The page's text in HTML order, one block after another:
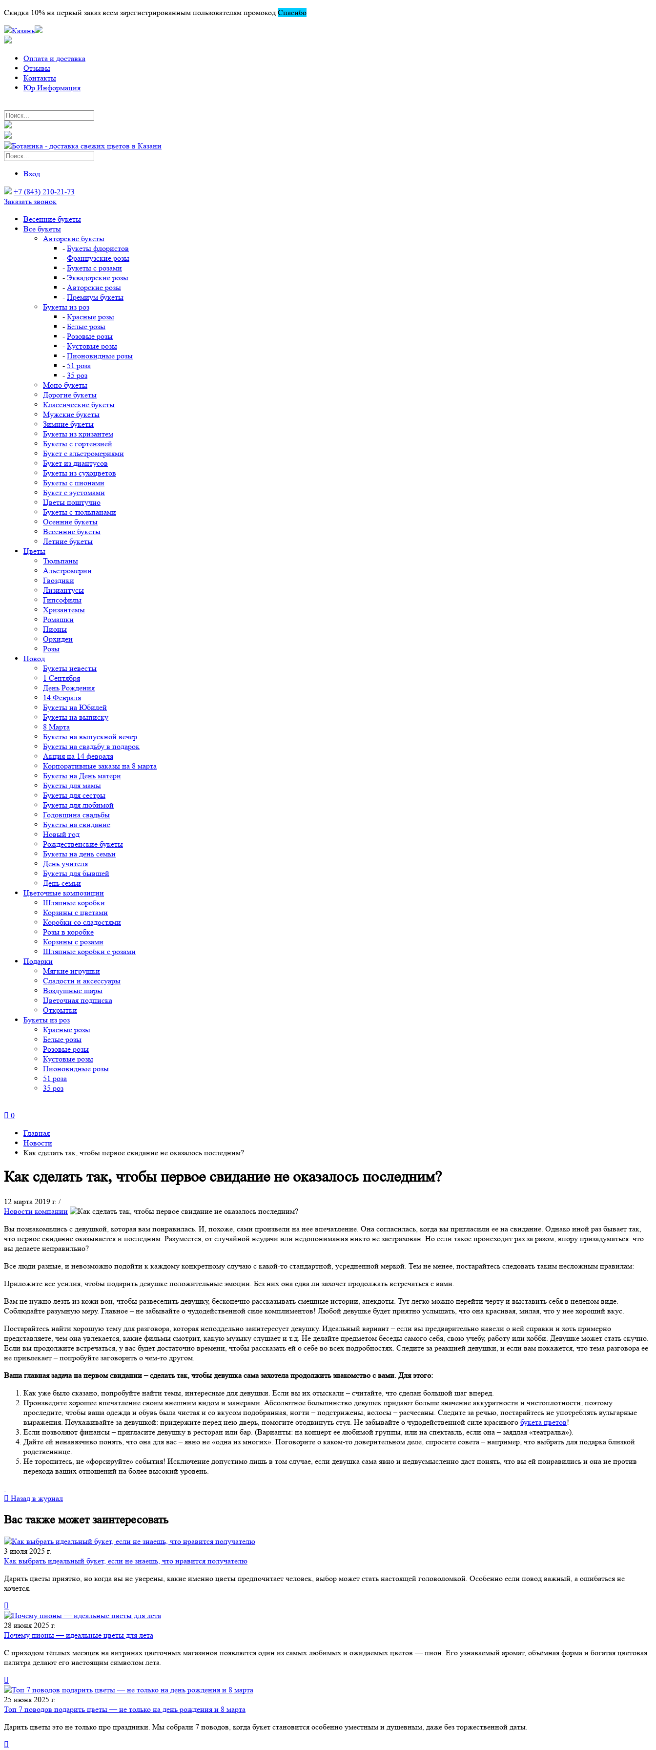
Скидка 10% на первый заказ всем зарегистрированным пользователям промокод Спасибо
Казань
Оплата и доставка
Отзывы
Контакты
Юр.Информация
Вход
+7 (843) 210-21-73
Заказать звонок
Весенние букеты
Все букеты
Авторские букеты
- Букеты флористов
- Французские розы
- Букеты с розами
- Эквадорские розы
- Авторские розы
- Премиум букеты
Букеты из роз
- Красные розы
- Белые розы
- Розовые розы
- Кустовые розы
- Пионовидные розы
- 51 роза
- 35 роз
Моно букеты
Дорогие букеты
Классические букеты
Мужские букеты
Зимние букеты
Букеты из хризантем
Букеты с гортензией
Букет с альстромериями
Букет из диантусов
Букеты из сухоцветов
Букеты с пионами
Букет с эустомами
Цветы поштучно
Букеты с тюльпанами
Осенние букеты
Весенние букеты
Летние букеты
Цветы
Тюльпаны
Альстромерии
Гвоздики
Лизиантусы
Гипсофилы
Хризантемы
Ромашки
Пионы
Орхидеи
Розы
Повод
Букеты невесты
1 Сентября
День Рождения
14 Февраля
Букеты на Юбилей
Букеты на выписку
8 Марта
Букеты на выпускной вечер
Букеты на свадьбу в подарок
Акция на 14 февраля
Корпоративные заказы на 8 марта
Букеты на День матери
Букеты для мамы
Букеты для сестры
Букеты для любимой
Годовщина свадьбы
Букеты на свидание
Новый год
Рождественские букеты
Букеты на день семьи
День учителя
Букеты для бывшей
День семьи
Цветочные композиции
Шляпные коробки
Корзины с цветами
Коробки со сладостями
Розы в коробке
Корзины с розами
Шляпные коробки с розами
Подарки
Мягкие игрушки
Сладости и аксессуары
Воздушные шары
Цветочная подписка
Открытки
Букеты из роз
Красные розы
Белые розы
Розовые розы
Кустовые розы
Пионовидные розы
51 роза
35 роз
0
Главная
Новости
Как сделать так, чтобы первое свидание не оказалось последним?
Как сделать так, чтобы первое свидание не оказалось последним?
12 марта 2019 г. /
Новости компании
Вы познакомились с девушкой, которая вам понравилась. И, похоже, сами произвели на нее впечатление. Она согласилась, когда вы пригласили ее на свидание. Однако иной раз бывает так,
что первое свидание оказывается и последним. Разумеется, от случайной неудачи или недопонимания никто не застрахован. Но если такое происходит раз за разом, впору призадуматься: что
вы делаете неправильно?
Все люди разные, и невозможно подойти к каждому конкретному случаю с какой-то стандартной, усредненной меркой. Тем не менее, постарайтесь следовать таким несложным правилам:
Приложите все усилия, чтобы подарить девушке положительные эмоции. Без них она едва ли захочет продолжать встречаться с вами.
Вам не нужно лезть из кожи вон, чтобы развеселить девушку, бесконечно рассказывать смешные истории, анекдоты. Тут легко можно перейти черту и выставить себя в нелепом виде.
Соблюдайте разумную меру. Главное – не забывайте о чудодейственной силе комплиментов! Любой девушке будет приятно услышать, что она красивая, милая, что у нее хороший вкус.
Постарайтесь найти хорошую тему для разговора, которая неподдельно заинтересует девушку. Идеальный вариант – если вы предварительно навели о ней справки и хоть примерно
представляете, чем она увлекается, какие фильмы смотрит, какую музыку слушает и т.д. Не делайте предметом беседы самого себя, свою учебу, работу или хобби. Девушке может стать скучно.
Если вы продолжите встречаться, у вас будет достаточно времени, чтобы рассказать ей о себе во всех подробностях. Следите за реакцией девушки, и если вам покажется, что тема разговора ее
не привлекает – попробуйте заговорить о чем-то другом.
Ваша главная задача на первом свидании – сделать так, чтобы девушка сама захотела продолжить знакомство с вами. Для этого:
Как уже было сказано, попробуйте найти темы, интересные для девушки. Если вы их отыскали – считайте, что сделан большой шаг вперед.
Произведите хорошее впечатление своим внешним видом и манерами. Абсолютное большинство девушек придают больше значение аккуратности и чистоплотности, поэтому
проследите, чтобы ваша одежда и обувь была чистая и со вкусом подобранная, ногти – подстрижены, волосы – расчесаны. Следите за речью, постарайтесь не употреблять вульгарные
выражения. Поухаживайте за девушкой: придержите перед нею дверь, помогите отодвинуть стул. Не забывайте о чудодейственной силе красивого букета цветов!
Если позволяют финансы – пригласите девушку в ресторан или бар. (Варианты: на концерт ее любимой группы, или на спектакль, если она – заядлая «театралка»).
Дайте ей ненавязчиво понять, что она для вас – явно не «одна из многих». Поговорите о каком-то доверительном деле, спросите совета – например, что выбрать для подарка близкой
родственнице.
Не торопитесь, не «форсируйте» события! Исключение допустимо лишь в том случае, если девушка сама явно и недвусмысленно даст понять, что вы ей понравились и она не против
перехода ваших отношений на более высокий уровень.
Назад в журнал
Вас также может заинтересовать
3 июля 2025 г.
Как выбрать идеальный букет, если не знаешь, что нравится получателю
Дарить цветы приятно, но когда вы не уверены, какие именно цветы предпочитает человек, выбор может стать настоящей головоломкой. Особенно если повод важный, а ошибаться не
хочется.
28 июня 2025 г.
Почему пионы — идеальные цветы для лета
С приходом тёплых месяцев на витринах цветочных магазинов появляется один из самых любимых и ожидаемых цветов — пион. Его узнаваемый аромат, объёмная форма и богатая цветовая
палитра делают его настоящим символом лета.
25 июня 2025 г.
Топ 7 поводов подарить цветы — не только на день рождения и 8 марта
Дарить цветы это не только про праздники. Мы собрали 7 поводов, когда букет становится особенно уместным и душевным, даже без торжественной даты.